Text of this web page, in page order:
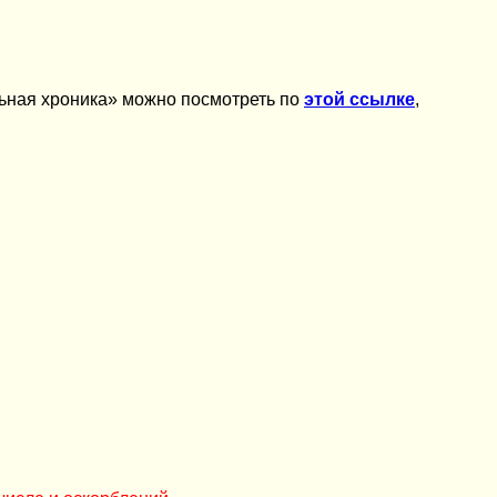
хроника» можно посмотреть по этой ссылке,